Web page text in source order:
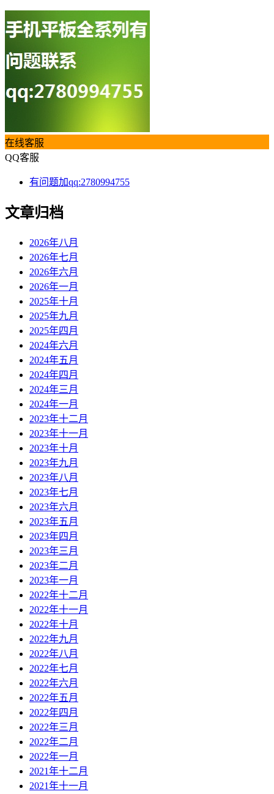
在线客服
QQ客服
有问题加qq:2780994755
文章归档
2026年八月
2026年七月
2026年六月
2026年一月
2025年十月
2025年九月
2025年四月
2024年六月
2024年五月
2024年四月
2024年三月
2024年一月
2023年十二月
2023年十一月
2023年十月
2023年九月
2023年八月
2023年七月
2023年六月
2023年五月
2023年四月
2023年三月
2023年二月
2023年一月
2022年十二月
2022年十一月
2022年十月
2022年九月
2022年八月
2022年七月
2022年六月
2022年五月
2022年四月
2022年三月
2022年二月
2022年一月
2021年十二月
2021年十一月